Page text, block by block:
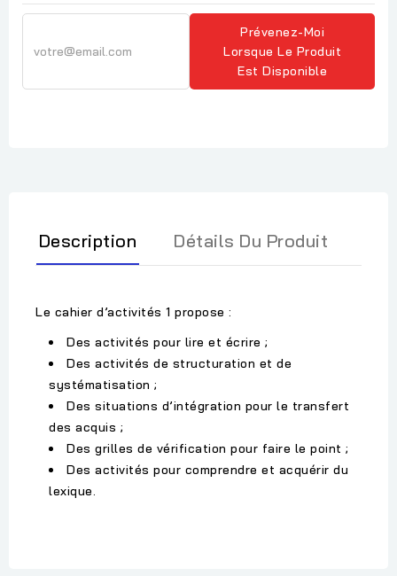
Prévenez-Moi
Lorsque Le Produit
Est Disponible
Description Détails Du Produit
Le cahier d’activités 1 propose :
Des activités pour lire et écrire ;
Des activités de structuration et de
systématisation ;
Des situations d’intégration pour le transfert
des acquis ;
Des grilles de vérification pour faire le point ;
Des activités pour comprendre et acquérir du
lexique.